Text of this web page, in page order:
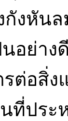
งหันล
อย่าง
อสิ่ง
ที่ปร